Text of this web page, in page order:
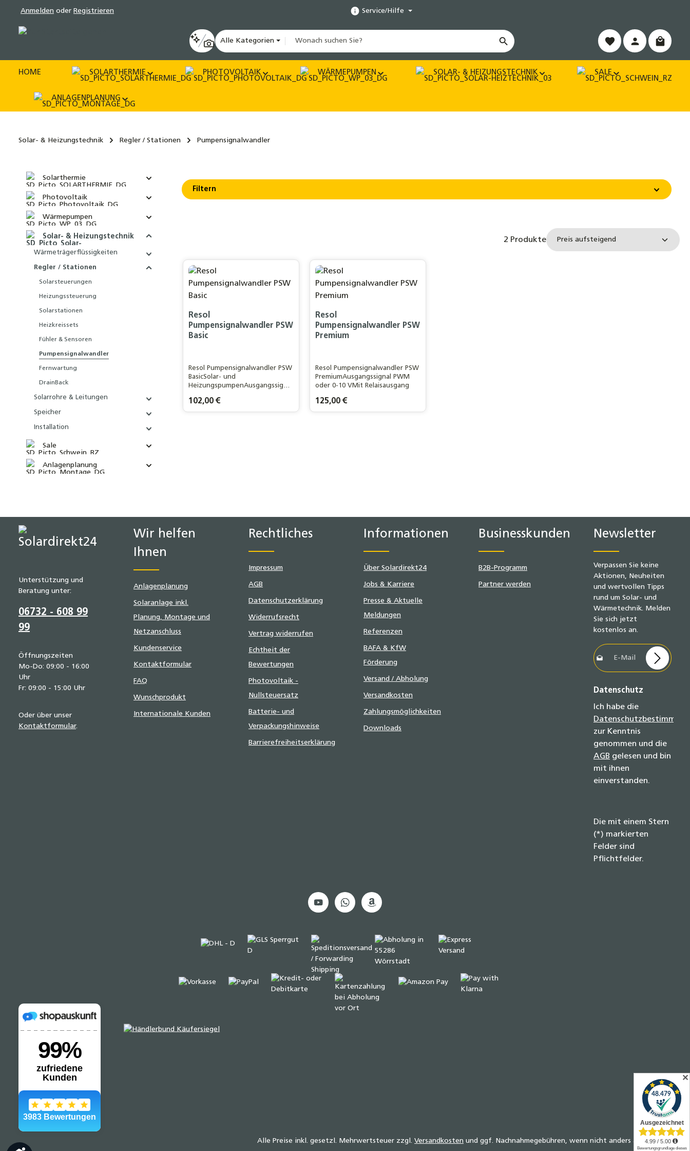
Zur Hauptnavigation springen
Anmelden oder Registrieren Service/Hilfe
Alle Kategorien
HOME SOLARTHERMIE PHOTOVOLTAIK WÄRMEPUMPEN SOLAR- & HEIZUNGSTECHNIK SALE
ANLAGENPLANUNG
Solar- & Heizungstechnik Regler / Stationen Pumpensignalwandler
Solarthermie
Photovoltaik
Wärmepumpen
Solar- & Heizungstechnik
Wärmeträgerflüssigkeiten
Regler / Stationen
Solarsteuerungen
Heizungssteuerung
Solarstationen
Heizkreissets
Fühler & Sensoren
Pumpensignalwandler
Fernwartung
DrainBack
Solarrohre & Leitungen
Speicher
Installation
Sale
Anlagenplanung
Filtern
2 Produkte
Resol
Pumpensignalwandler PSW
Basic
Resol Pumpensignalwandler PSW
BasicSolar- und
HeizungspumpenAusgangssignal
Regulärer Preis:
102,00 €
Resol
Pumpensignalwandler PSW
Premium
Resol Pumpensignalwandler PSW
PremiumAusgangssignal PWM
oder 0-10 VMit Relaisausgang
Regulärer Preis:
125,00 €
Unterstützung und
Beratung unter:
06732 - 608 99
99
Öffnungszeiten
Mo-Do: 09:00 - 16:00
Uhr
Fr: 09:00 - 15:00 Uhr
Oder über unser
Kontaktformular.
Wir helfen
Ihnen
Anlagenplanung
Solaranlage inkl.
Planung, Montage und
Netzanschluss
Kundenservice
Kontaktformular
FAQ
Wunschprodukt
Internationale Kunden
Rechtliches
Impressum
AGB
Datenschutzerklärung
Widerrufsrecht
Vertrag widerrufen
Echtheit der
Bewertungen
Photovoltaik -
Nullsteuersatz
Batterie- und
Verpackungshinweise
Barrierefreiheitserklärung
Informationen
Über Solardirekt24
Jobs & Karriere
Presse & Aktuelle
Meldungen
Referenzen
BAFA & KfW
Förderung
Versand / Abholung
Versandkosten
Zahlungsmöglichkeiten
Downloads
Businesskunden
B2B-Programm
Partner werden
Newsletter
Verpassen Sie keine
Aktionen, Neuheiten
und wertvollen Tipps
rund um Solar- und
Wärmetechnik. Melden
Sie sich jetzt
kostenlos an.
E-Mail-Adresse*
Datenschutz
Ich habe die
zur Kenntnis
genommen und die
AGB gelesen und bin
mit ihnen
einverstanden.
Die mit einem Stern
(*) markierten
Felder sind
Pflichtfelder.
Alle Preise inkl. gesetzl. Mehrwertsteuer zzgl. Versandkosten und ggf. Nachnahmegebühren, wenn nicht anders angegeben.
✕